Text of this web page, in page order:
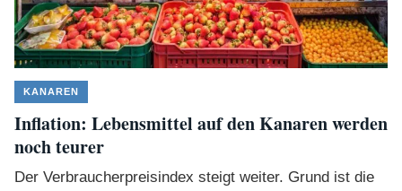
KANAREN
Inflation: Lebensmittel auf den Kanaren werden
noch teurer
Der Verbraucherpreisindex steigt weiter. Grund ist die